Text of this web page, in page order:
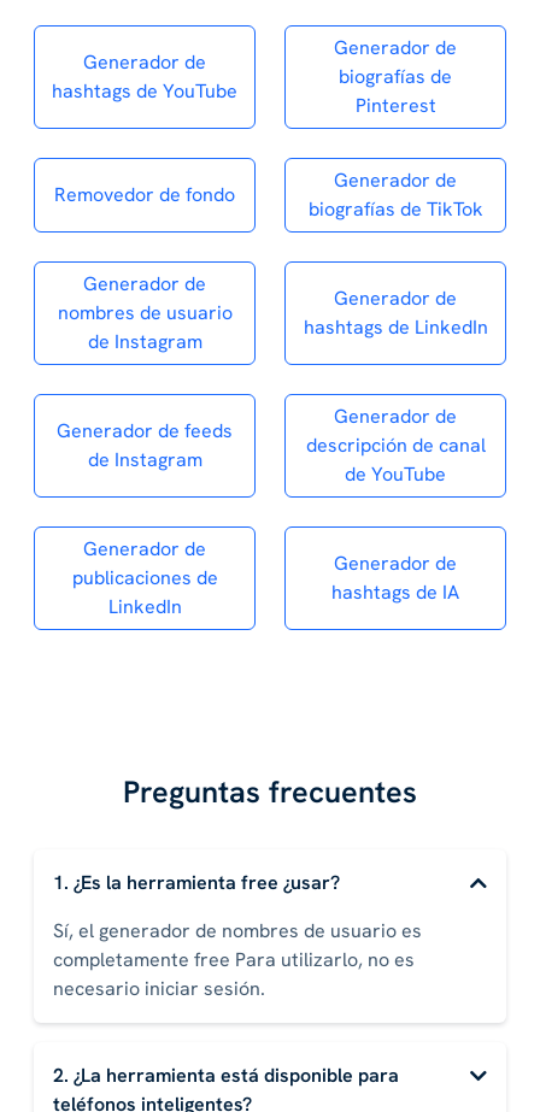
Generador de
hashtags de YouTube
Generador de
biografías de
Pinterest
Removedor de fondo
Generador de
biografías de TikTok
Generador de
nombres de usuario
de Instagram
Generador de
hashtags de LinkedIn
Generador de feeds
de Instagram
Generador de
descripción de canal
de YouTube
Generador de
publicaciones de
LinkedIn
Generador de
hashtags de IA
Preguntas frecuentes
1. ¿Es la herramienta free ¿usar?
Sí, el generador de nombres de usuario es
completamente free Para utilizarlo, no es
necesario iniciar sesión.
2. ¿La herramienta está disponible para
teléfonos inteligentes?